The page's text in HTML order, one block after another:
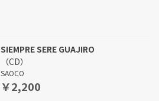
SIEMPRE SERE GUAJIRO
（CD）
SAOCO
￥2,200